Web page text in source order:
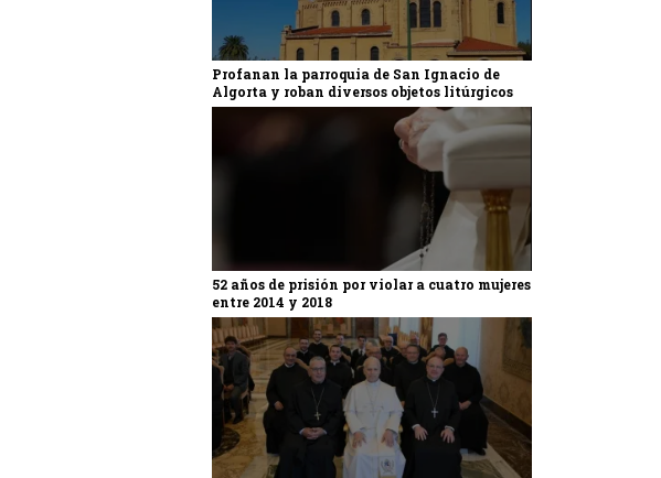
Profanan la parroquia de San Ignacio de
Algorta y roban diversos objetos litúrgicos
52 años de prisión por violar a cuatro mujeres
entre 2014 y 2018